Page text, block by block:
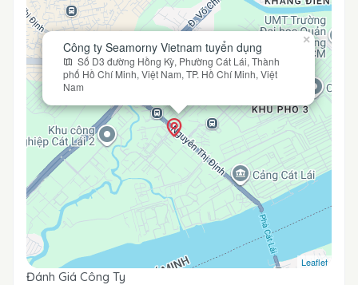
Công ty Seamorny Vietnam tuyển dụng
Số D3 đường Hồng Kỳ, Phường Cát Lái, Thành
phố Hồ Chí Minh, Việt Nam, TP. Hồ Chí Minh, Việt
Nam
×
Leaflet
Đánh Giá Công Ty